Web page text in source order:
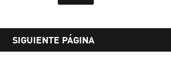
SIGUIENTE PÁGINA